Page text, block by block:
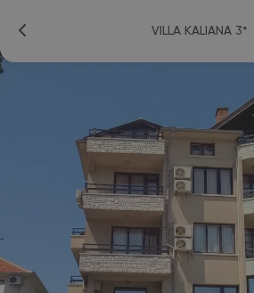
VILLA KALIANA 3*